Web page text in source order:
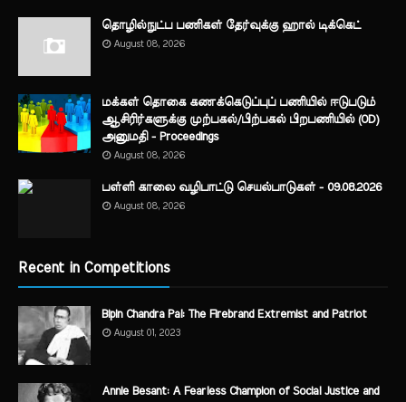
தொழில்நுட்ப பணிகள் தேர்வுக்கு ஹால் ​டிக்கெட்
August 08, 2026
மக்கள் தொகை கணக்கெடுப்புப் பணியில் ஈடுபடும்
ஆசிரிர்களுக்கு முற்பகல்/பிற்பகல் பிறபணியில் (OD)
அனுமதி - Proceedings
August 08, 2026
பள்ளி காலை வழிபாட்டு செயல்பாடுகள் - 09.08.2026
August 08, 2026
Recent in Competitions
Bipin Chandra Pal: The Firebrand Extremist and Patriot
August 01, 2023
Annie Besant: A Fearless Champion of Social Justice and